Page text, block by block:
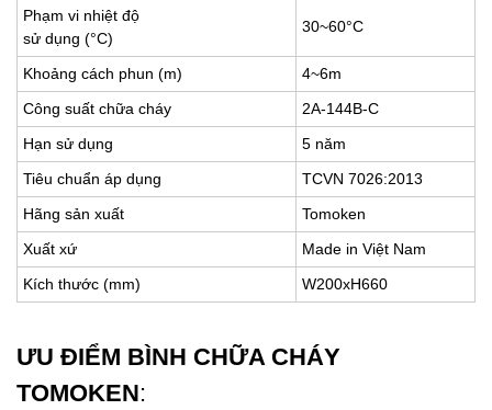
Phạm vi nhiệt độ
sử dụng (°C)
30~60°C
Khoảng cách phun (m)
4~6m
Công suất chữa cháy
2A-144B-C
Hạn sử dụng
5 năm
Tiêu chuẩn áp dụng
TCVN 7026:2013
Hãng sản xuất
Tomoken
Xuất xứ
Made in Việt Nam
Kích thước (mm)
W200xH660
ƯU ĐIỂM BÌNH CHỮA CHÁY
TOMOKEN: